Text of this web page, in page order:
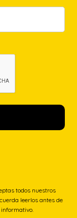
todos nuestros
leerlos antes de